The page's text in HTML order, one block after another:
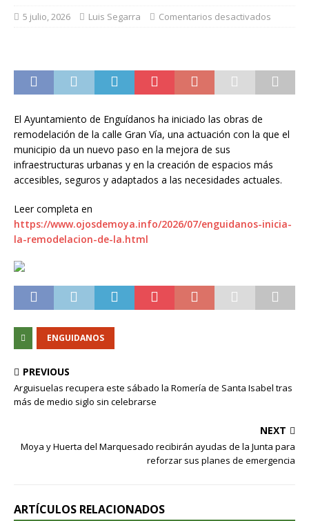
5 julio, 2026 Luis Segarra Comentarios desactivados
El Ayuntamiento de Enguídanos ha iniciado las obras de
remodelación de la calle Gran Vía, una actuación con la que el
municipio da un nuevo paso en la mejora de sus
infraestructuras urbanas y en la creación de espacios más
accesibles, seguros y adaptados a las necesidades actuales.
Leer completa en
https://www.ojosdemoya.info/2026/07/enguidanos-inicia-
la-remodelacion-de-la.html
ENGUIDANOS
PREVIOUS
Arguisuelas recupera este sábado la Romería de Santa Isabel tras
más de medio siglo sin celebrarse
NEXT
Moya y Huerta del Marquesado recibirán ayudas de la Junta para
reforzar sus planes de emergencia
ARTÍCULOS RELACIONADOS